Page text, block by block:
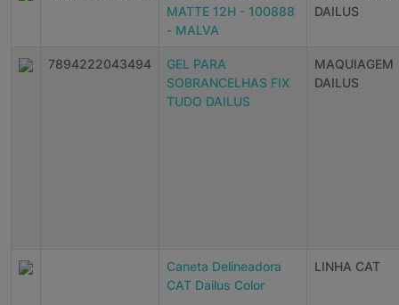
MATTE 12H - 100888
- MALVA
DAILUS
7894222043494
GEL PARA
SOBRANCELHAS FIX
TUDO DAILUS
MAQUIAGEM
DAILUS
Caneta Delineadora
CAT Dailus Color
LINHA CAT